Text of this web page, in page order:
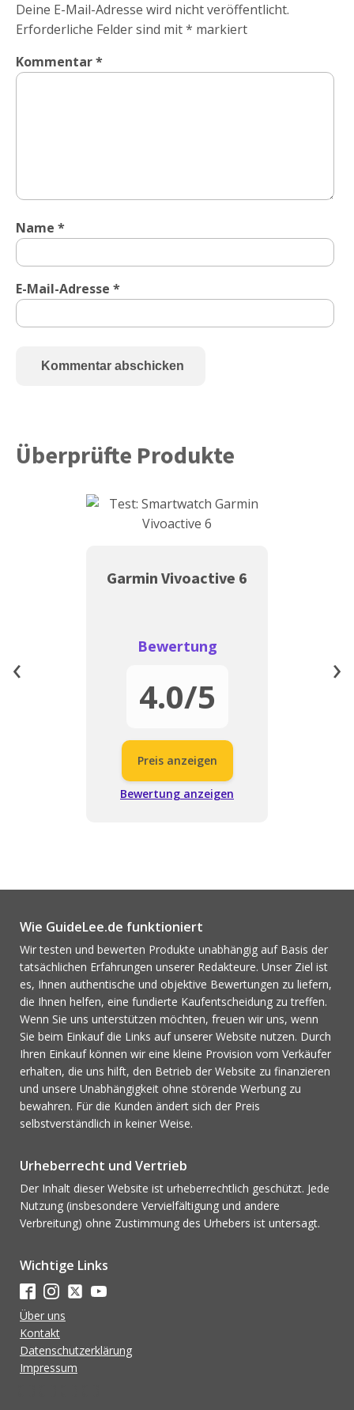
Deine E-Mail-Adresse wird nicht veröffentlicht.
Erforderliche Felder sind mit* markiert
Kommentar*
Name *
E-Mail-Adresse *
Überprüfte Produkte
Garmin Vivoactive 6
Bewertung
4.0/5
Preis anzeigen
Bewertung anzeigen
‹ ›
Wie GuideLee.de funktioniert
Wir testen und bewerten Produkte unabhängig auf Basis der
tatsächlichen Erfahrungen unserer Redakteure. Unser Ziel ist
es, Ihnen authentische und objektive Bewertungen zu liefern,
die Ihnen helfen, eine fundierte Kaufentscheidung zu treffen.
Wenn Sie uns unterstützen möchten, freuen wir uns, wenn
Sie beim Einkauf die Links auf unserer Website nutzen. Durch
Ihren Einkauf können wir eine kleine Provision vom Verkäufer
erhalten, die uns hilft, den Betrieb der Website zu finanzieren
und unsere Unabhängigkeit ohne störende Werbung zu
bewahren. Für die Kunden ändert sich der Preis
selbstverständlich in keiner Weise.
Urheberrecht und Vertrieb
Der Inhalt dieser Website ist urheberrechtlich geschützt. Jede
Nutzung (insbesondere Vervielfältigung und andere
Verbreitung) ohne Zustimmung des Urhebers ist untersagt.
Wichtige Links
Über uns
Kontakt
Datenschutzerklärung
Impressum